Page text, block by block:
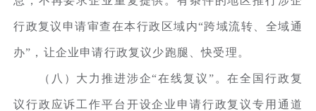
行政复议申请审查在本行政区域内“跨域流转、全域通
办”，让企业申请行政复议少跑腿、快受理。
（八）大力推进涉企“在线复议”。在全国行政复
议行政应诉工作平台开设企业申请行政复议专用通道